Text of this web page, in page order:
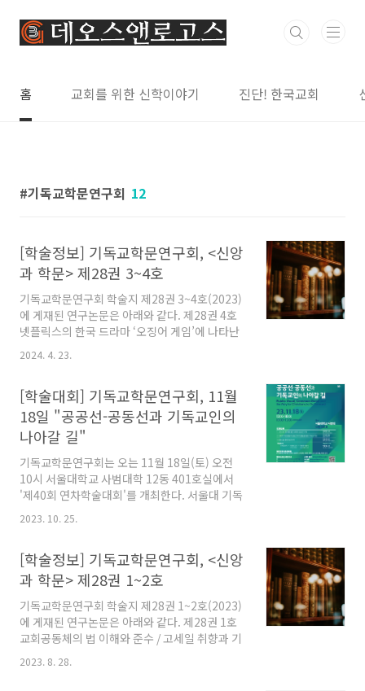
홈 교회를 위한 신학이야기 진단! 한국교회
기독교학문연구회 12
[학술정보] 기독교학문연구회, <신앙
과 학문> 제28권 3~4호
기독교학문연구회 학술지 제28권 3~4호(2023)
에 게재된 연구논문은 아래와 같다. 제28권 4호
넷플릭스의 한국 드라마 ‘오징어 게임’에 나타난
기독교인의 이미지 연구 / 강진구 긍정심리학의
웰빙 이론에 대한 기독교 상담학적 고찰 -
의 코칭리더십이 신앙생활 지속의도에 미치는 영
향 : 영성과 신앙생활 만족의 매개효과를 중심으
로 / 김정진, 하규영 근대 전환기 기독교 찬송가와
근대 국가 만들기 -윤치호의 『찬미가』(1908)
를 중심으로 / 조경덕 기독교대학 교수의 인식조
사에 의한 중요성공요인의 분석과 성공구조방정
식 모형 연구 / 박문식, 김재철 기형 신체 및 변형
과 파트리샤 피치니니 (Patricia..
2024. 4. 23.
[학술대회] 기독교학문연구회, 11월
18일 "공공선-공동선과 기독교인의
나아갈 길"
기독교학문연구회는 오는 11월 18일(토) 오전
10시 서울대학교 사범대학 12동 401호실에서
'제40회 연차학술대회'를 개최한다. 서울대 기독
교교수협의회와 한국로고스경영학회와 공동으
로 마련한 이번 학술대회는 이라는 주제로 진행
표로, 오후 1시부터 6시까지는 주제강연 및 학자
들의 연구논문이 발표된다. 이날 주제강연은 정
재영 박사(실천신대 교수), 이대희 원장(샘병원),
김유준 목사(주빌리교회) 등이 △시민사회 참여
를 통한 교회의 공공선 기여 △사회적 기업 활동
과 공동선 추구 활동을 통한 기독교 사명 △공동
선을 향한 청년사역 등을 주제로 발표한다. 이번
2023. 10. 25.
[학술정보] 기독교학문연구회, <신앙
과 학문> 제28권 1~2호
기독교학문연구회 학술지 제28권 1~2호(2023)
에 게재된 연구논문은 아래와 같다. 제28권 1호
교회공동체의 법 이해와 준수 / 고세일 취향과 기
독교: 기독교적 입장에서 본 취향간의 갈등 해결 /
김종원 19-20C초 중국어 12종 성경의 문체와 그
2023. 8. 28.